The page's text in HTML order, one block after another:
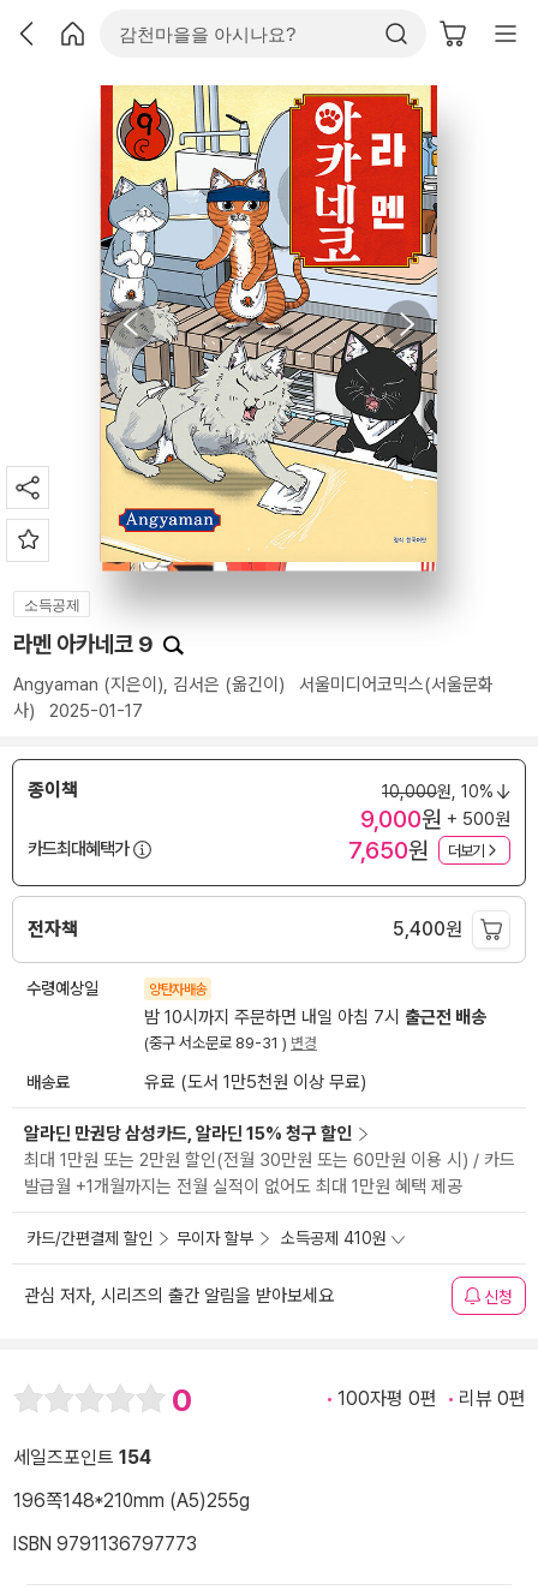
소득공제
라멘 아카네코 9
Angyaman (지은이), 김서은 (옮긴이) 서울미디어코믹스(서울문화
사) 2025-01-17
종이책 10,000원, 10%
9,000원 + 500원
카드최대혜택가
7,650원 더보기
전자책 5,400원
수령예상일 양탄자배송
밤 10시까지 주문하면 내일 아침 7시 출근전 배송
(중구 서소문로 89-31 ) 변경
배송료 유료 (도서 1만5천원 이상 무료)
알라딘 만권당 삼성카드, 알라딘 15% 청구 할인
최대 1만원 또는 2만원 할인(전월 30만원 또는 60만원 이용 시) / 카드
발급월 +1개월까지는 전월 실적이 없어도 최대 1만원 혜택 제공
카드/간편결제 할인 무이자 할부 소득공제 410원
관심 저자, 시리즈의 출간 알림을 받아보세요 신청
0 100자평 0편 리뷰 0편
세일즈포인트 154
196쪽148*210mm (A5)255g
ISBN 9791136797773